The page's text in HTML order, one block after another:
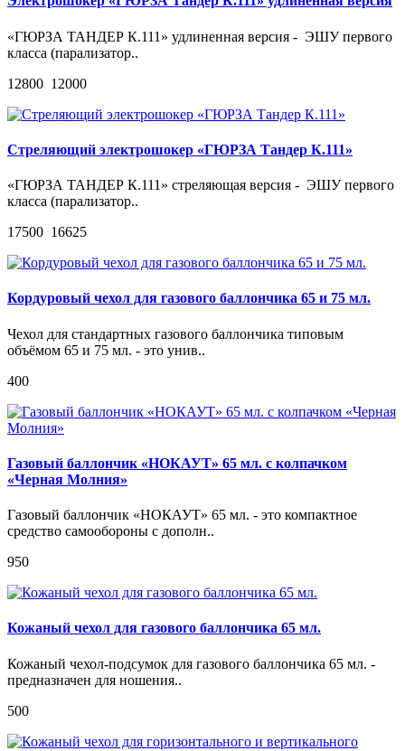
«ГЮРЗА ТАНДЕР К.111» удлиненная версия - ЭШУ первого
класса (парализатор..
12800 12000
Стреляющий электрошокер «ГЮРЗА Тандер К.111»
«ГЮРЗА ТАНДЕР К.111» стреляющая версия - ЭШУ первого
класса (парализатор..
17500 16625
Кордуровый чехол для газового баллончика 65 и 75 мл.
Чехол для стандартных газового баллончика типовым
объёмом 65 и 75 мл. - это унив..
400
Газовый баллончик «НОКАУТ» 65 мл. с колпачком
«Черная Молния»
Газовый баллончик «НОКАУТ» 65 мл. - это компактное
средство самообороны с дополн..
950
Кожаный чехол для газового баллончика 65 мл.
Кожаный чехол-подсумок для газового баллончика 65 мл. -
предназначен для ношения..
500